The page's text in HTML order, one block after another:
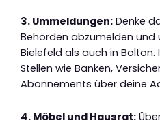
3. Ummeldungen: Denke
Behörden abzumelden und
Bielefeld als auch in
Stellen wie Banken,
Abonnements über deine
4. Möbel und Hausrat: